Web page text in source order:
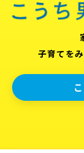
子育てを